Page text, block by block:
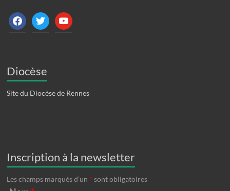
facebooktwitter youtube
Diocèse
Site du Diocèse de Rennes
Inscription à la newsletter
Les champs marqués d’un * sont obligatoires